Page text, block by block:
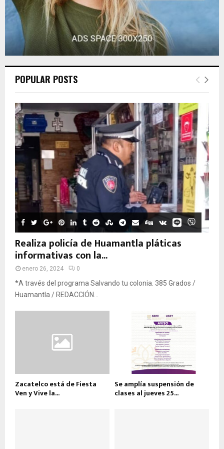
POPULAR POSTS
Realiza policía de Huamantla pláticas
informativas con la...
enero 26, 2024 0
*A través del programa Salvando tu colonia. 385 Grados /
Huamantla / REDACCIÓN...
Zacatelco está de Fiesta
Ven y Vive la...
Se amplía suspensión de
clases al jueves 25...